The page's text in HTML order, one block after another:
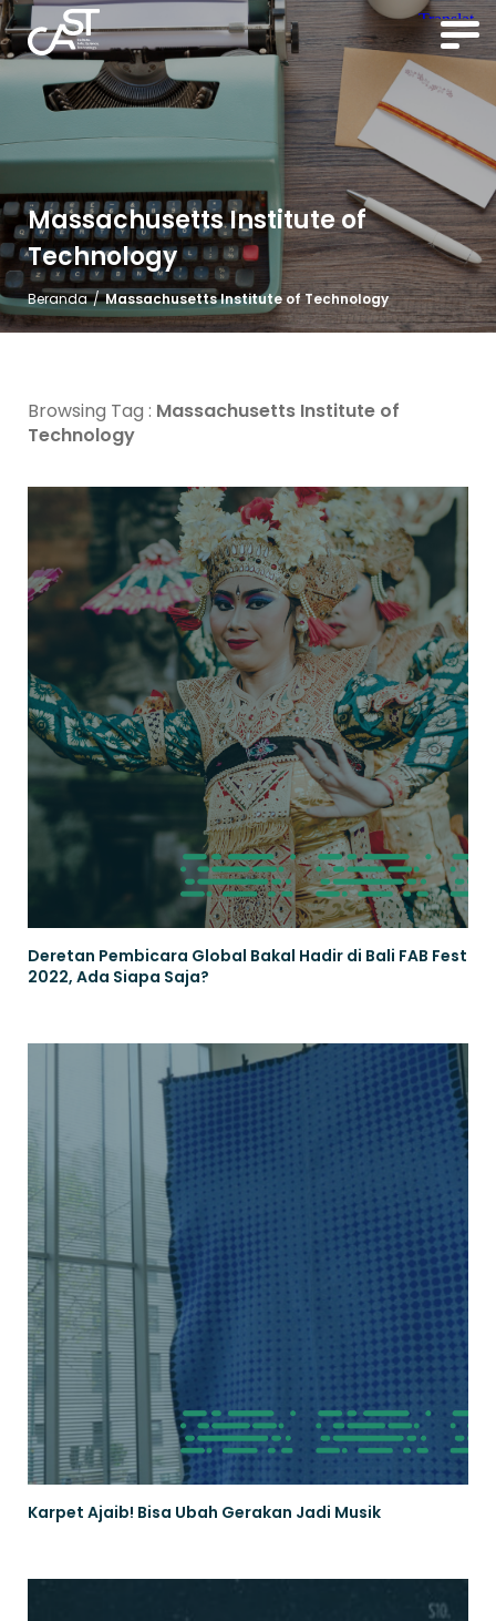
Massachusetts Institute of
Technology
Beranda / Massachusetts Institute of Technology
Browsing Tag : Massachusetts Institute of
Technology
Deretan Pembicara Global Bakal Hadir di Bali FAB Fest
2022, Ada Siapa Saja?
Karpet Ajaib! Bisa Ubah Gerakan Jadi Musik